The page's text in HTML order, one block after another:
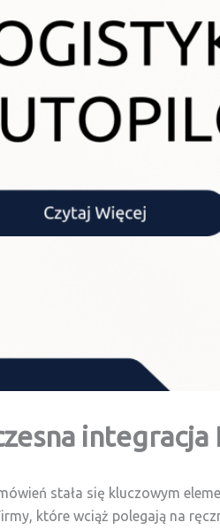
stała się kluczowym
które wciąż polegają na